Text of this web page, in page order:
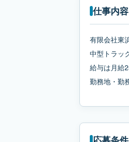
仕事内容
有限会社東
中型トラッ
給与は月給
勤務地・勤